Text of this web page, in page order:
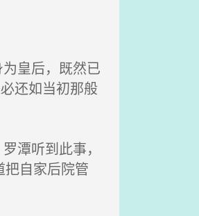
皇后，既然已
还如当初那般
潭听到此事，
自家后院管